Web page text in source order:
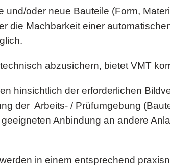
oder neue Bauteile (Form,
die Machbarkeit einer
abzusichern, bietet VMT
hinsichtlich der erforderlichen
der Arbeits- / Prüfumgebung
Anbindung an andere
in einem entsprechend